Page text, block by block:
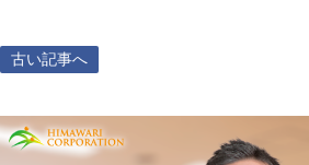
古い記事へ